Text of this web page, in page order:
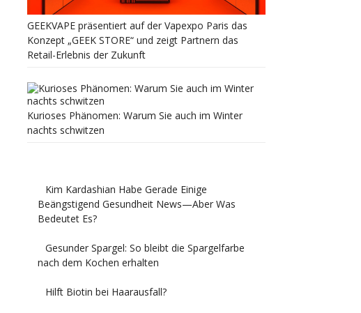
GEEKVAPE präsentiert auf der Vapexpo Paris das
Konzept „GEEK STORE“ und zeigt Partnern das
Retail-Erlebnis der Zukunft
Kurioses Phänomen: Warum Sie auch im Winter
nachts schwitzen
Kim Kardashian Habe Gerade Einige
Beängstigend Gesundheit News—Aber Was
Bedeutet Es?
Gesunder Spargel: So bleibt die Spargelfarbe
nach dem Kochen erhalten
Hilft Biotin bei Haarausfall?